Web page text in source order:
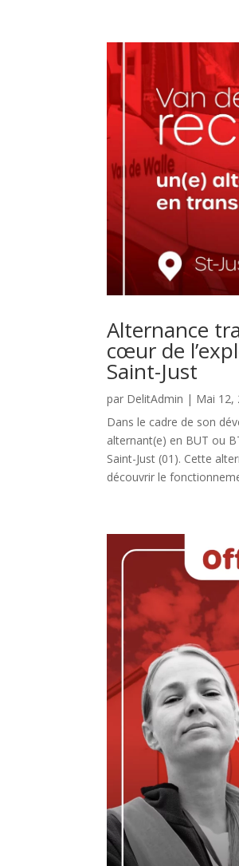
Alternance
cœur de
Saint-Just
par DelitAdmin | Mai 12,
Dans le cadre de son
alternant(e) en BUT ou
Saint-Just (01). Cette
découvrir le